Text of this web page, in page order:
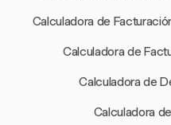
Calculadora de
Calculadora de
Calculadora de
Calculadora